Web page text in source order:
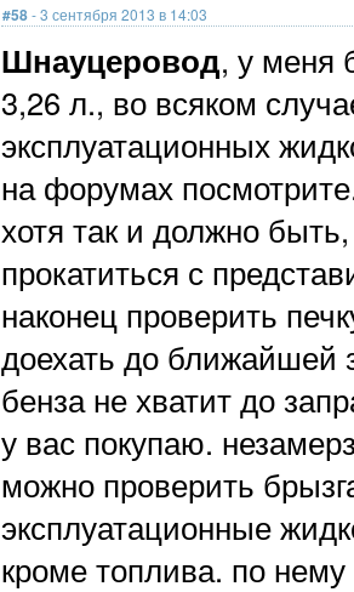
#58- 3 сентября 2013 в 14:03
Шнауцеровод, у меня
3,26 л., во всяком
эксплуатационных
на форумах
хотя так и должно
прокатиться с
наконец проверить
доехать до ближайшей
бенза не хватит до
у вас покупаю.
можно проверить
эксплуатационные
кроме топлива. по